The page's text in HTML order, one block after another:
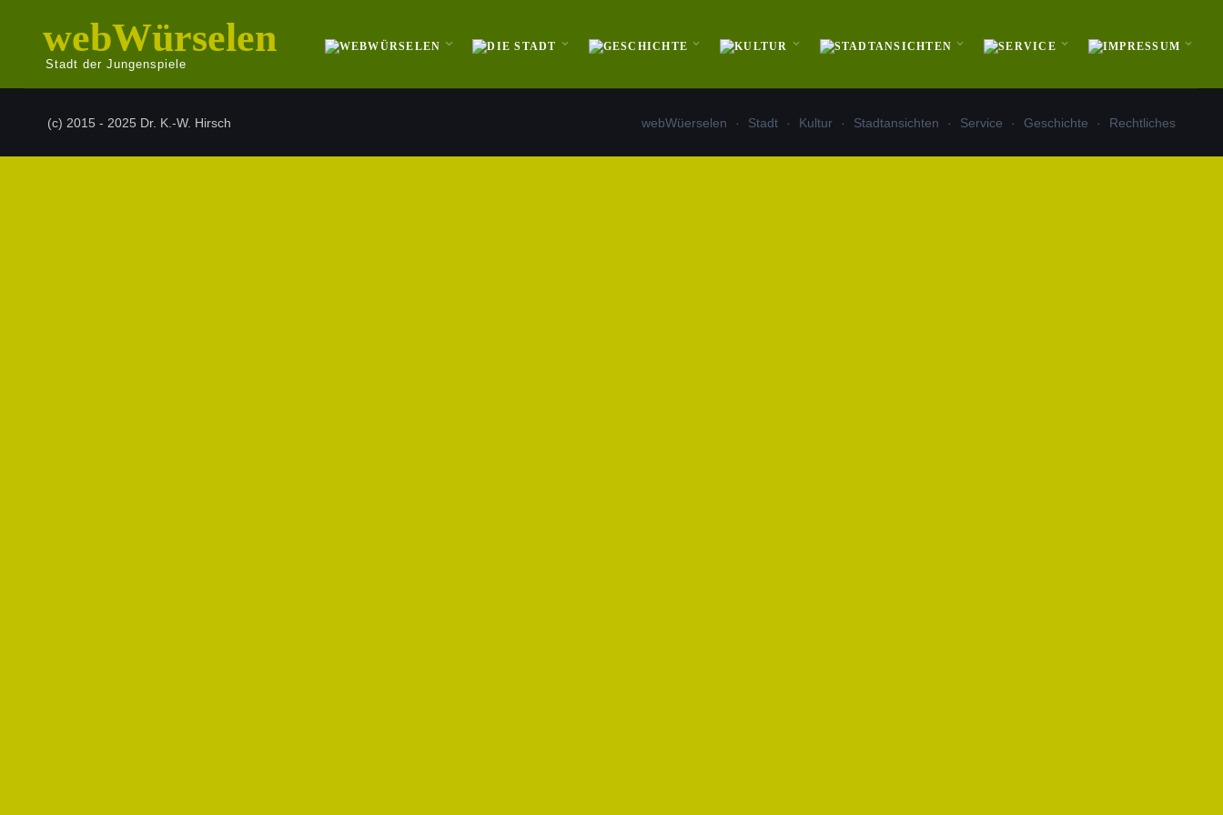
webWürselen
Stadt der Jungenspiele
(c) 2015 - 2025 Dr. K.-W. Hirsch webWüerselen Stadt Kultur Stadtansichten Service Geschichte Rechtliches